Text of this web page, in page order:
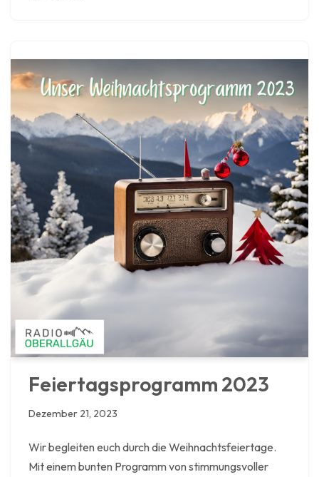
Feiertagsprogramm 2023
Dezember 21, 2023
Wir begleiten euch durch die Weihnachtsfeiertage.
Mit einem bunten Programm von stimmungsvoller